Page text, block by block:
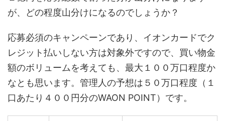
が、どの程度山分けになるのでしょうか？
応募必須のキャンペーンであり、イオンカードでク
レジット払いしない方は対象外ですので、買い物金
額のボリュームを考えても、最大１００万口程度か
なとも思います。管理人の予想は５０万口程度（１
口あたり４００円分のWAON POINT）です。